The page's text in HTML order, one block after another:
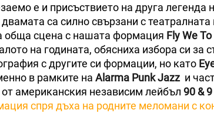
е и присъствието на друга легенда
са силно свързани с
обща сцена с нашата формация Fly We
на годината, обясниха избора си за
с другите си формации, но като
в рамките на Alarma Punk Jazz и
американския независим лейбъл 90 &
спря дъха на родните меломани с